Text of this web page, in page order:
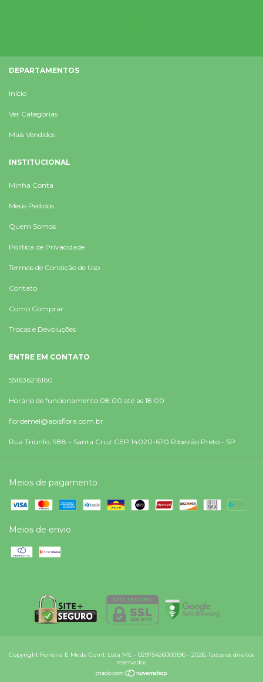
DEPARTAMENTOS
Início
Ver Categorias
Mais Vendidos
INSTITUCIONAL
Minha Conta
Meus Pedidos
Quem Somos
Política de Privacidade
Termos de Condição de Uso
Contato
Como Comprar
Trocas e Devoluções
ENTRE EM CONTATO
551636216160
Horário de funcionamento 08:00 até as 18:00
flordemel@apisflora.com.br
Rua Triunfo, 988 – Santa Cruz CEP 14020-670 Ribeirão Preto - SP
Meios de pagamento
Meios de envio
Copyright Ferreira E Meda Coml. Ltda ME - 02975426000196 - 2026. Todos os direitos
reservados.